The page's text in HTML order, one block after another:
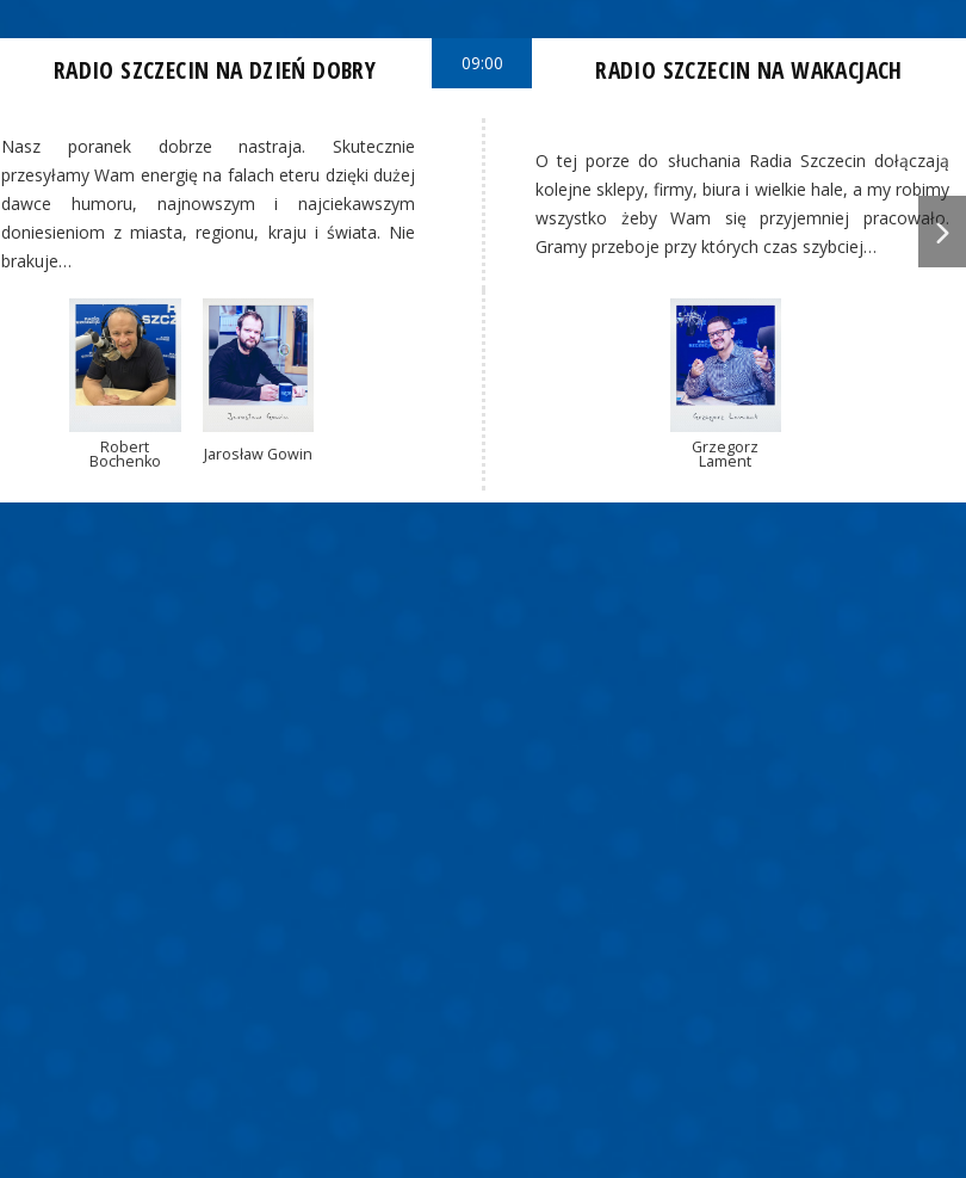
RADIO SZCZECIN NA DZIEŃ DOBRY
Nasz poranek dobrze nastraja. Skutecznie
przesyłamy Wam energię na falach eteru dzięki dużej
dawce humoru, najnowszym i najciekawszym
doniesieniom z miasta, regionu, kraju i świata. Nie
brakuje…
Robert
Bochenko Jarosław Gowin
09:00 RADIO SZCZECIN NA WAKACJACH
O tej porze do słuchania Radia Szczecin dołączają
kolejne sklepy, firmy, biura i wielkie hale, a my robimy
wszystko żeby Wam się przyjemniej pracowało.
Gramy przeboje przy których czas szybciej…
Grzegorz
Lament